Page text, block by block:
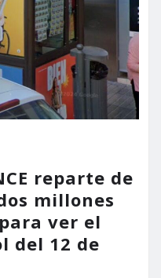
reparte de
millones
ver el
del 12 de